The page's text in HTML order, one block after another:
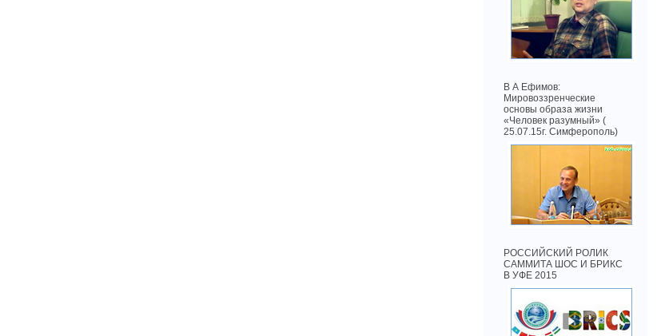
В А Ефимов:
Мировоззренческие
основы образа жизни
«Человек разумный» (
25.07.15г. Симферополь)
РОССИЙСКИЙ РОЛИК
САММИТА ШОС И БРИКС
В УФЕ 2015